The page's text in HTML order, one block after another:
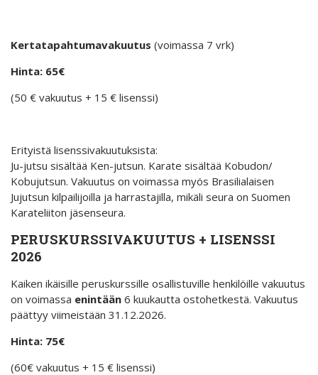
Kertatapahtumavakuutus (voimassa 7 vrk)
Hinta: 65€
(50 € vakuutus + 15 € lisenssi)
Erityistä lisenssivakuutuksista:
Ju-jutsu sisältää Ken-jutsun. Karate sisältää Kobudon/
Kobujutsun. Vakuutus on voimassa myös Brasilialaisen
Jujutsun kilpailijoilla ja harrastajilla, mikäli seura on Suomen
Karateliiton jäsenseura.
PERUSKURSSIVAKUUTUS + LISENSSI
2026
Kaiken ikäisille peruskurssille osallistuville henkilöille vakuutus
on voimassa enintään 6 kuukautta ostohetkestä. Vakuutus
päättyy viimeistään 31.12.2026.
Hinta: 75€
(60€ vakuutus + 15 € lisenssi)